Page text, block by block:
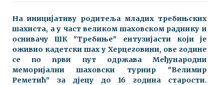
На иницијативу родитеља младих требињских
шахиста, а у част великом шаховском раднику и
оснивачу ШК "Требиње" ентузијасти који је
оживио кадетски шах у Херцеговини, ове године
се по први пут одржава Међународни
меморијални шаховски турнир "Велимир
Реметић" за дјецу до 16 година старости.